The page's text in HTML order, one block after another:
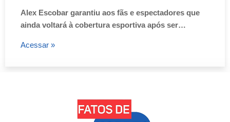
Alex Escobar garantiu aos fãs e espectadores que
ainda voltará à cobertura esportiva após ser…
Acessar »